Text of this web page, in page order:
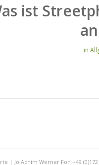
ist
in
| Jo Achim Werner Fon +49 (0)172